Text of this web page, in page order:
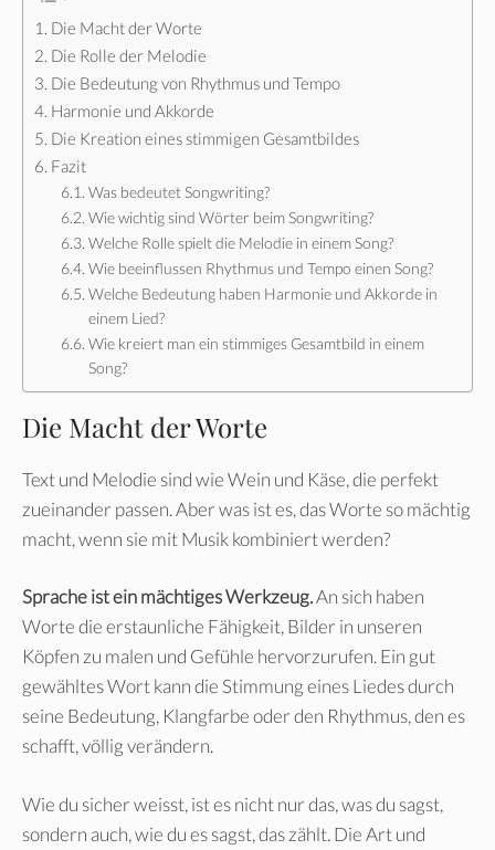
Die Macht der Worte
Die Rolle der Melodie
Die Bedeutung von Rhythmus und Tempo
Harmonie und Akkorde
Die Kreation eines stimmigen Gesamtbildes
Fazit
Was bedeutet Songwriting?
Wie wichtig sind Wörter beim Songwriting?
Welche Rolle spielt die Melodie in einem Song?
Wie beeinflussen Rhythmus und Tempo einen Song?
Welche Bedeutung haben Harmonie und Akkorde in
einem Lied?
Wie kreiert man ein stimmiges Gesamtbild in einem
Song?
Die Macht der Worte
Text und Melodie sind wie Wein und Käse, die perfekt
zueinander passen. Aber was ist es, das Worte so mächtig
macht, wenn sie mit Musik kombiniert werden?
Sprache ist ein mächtiges Werkzeug.An sich haben
Worte die erstaunliche Fähigkeit, Bilder in unseren
Köpfen zu malen und Gefühle hervorzurufen. Ein gut
gewähltes Wort kann die Stimmung eines Liedes durch
seine Bedeutung, Klangfarbe oder den Rhythmus, den es
schafft, völlig verändern.
Wie du sicher weisst, ist es nicht nur das, was du sagst,
sondern auch, wie du es sagst, das zählt. Die Art und